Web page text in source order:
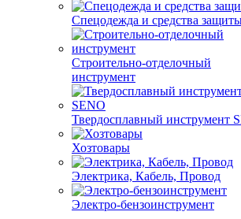
Спецодежда и средства
Строительно-отделочный
инструмент
Твердосплавный инструмент
Хозтовары
Электрика, Кабель, Провод
Электро-бензоинструмент